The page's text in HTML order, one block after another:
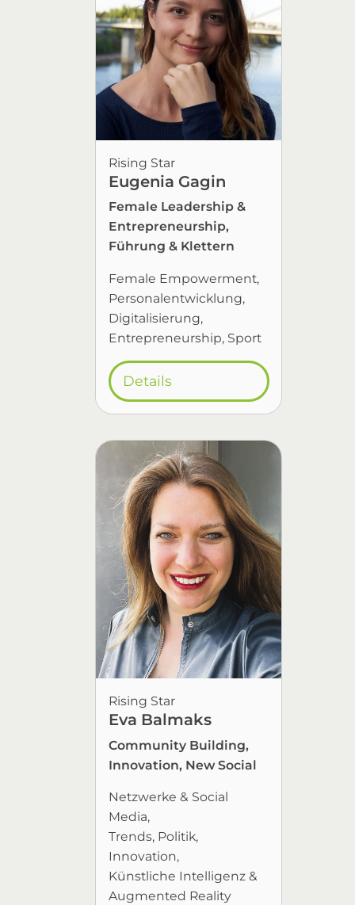
Rising Star
Eugenia Gagin
Female Leadership &
Entrepreneurship,
Führung & Klettern
Female Empowerment
Personalentwicklung
Digitalisierung
Entrepreneurship Sport
Details
Rising Star
Eva Balmaks
Community Building,
Innovation, New Social
Netzwerke & Social
Media
Trends Politik
Innovation
Künstliche Intelligenz &
Augmented Reality